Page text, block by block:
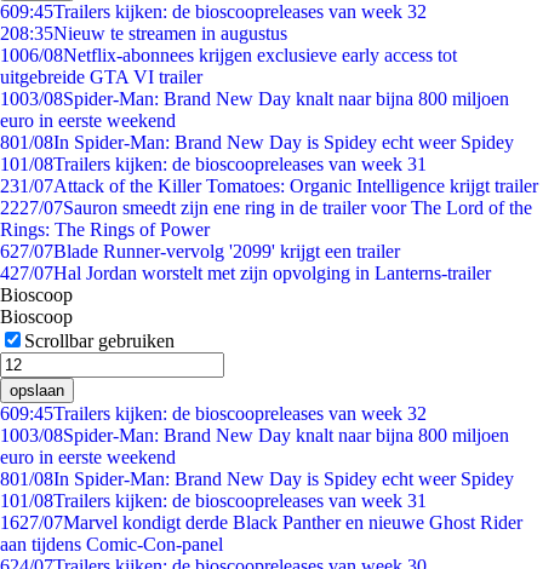
609:45Trailers kijken: de bioscoopreleases van week 32
208:35Nieuw te streamen in augustus
1006/08Netflix-abonnees krijgen exclusieve early access tot
uitgebreide GTA VI trailer
1003/08Spider-Man: Brand New Day knalt naar bijna 800 miljoen
euro in eerste weekend
801/08In Spider-Man: Brand New Day is Spidey echt weer Spidey
101/08Trailers kijken: de bioscoopreleases van week 31
231/07Attack of the Killer Tomatoes: Organic Intelligence krijgt trailer
2227/07Sauron smeedt zijn ene ring in de trailer voor The Lord of the
Rings: The Rings of Power
627/07Blade Runner-vervolg '2099' krijgt een trailer
427/07Hal Jordan worstelt met zijn opvolging in Lanterns-trailer
Bioscoop
Bioscoop
Scrollbar gebruiken
opslaan
609:45Trailers kijken: de bioscoopreleases van week 32
1003/08Spider-Man: Brand New Day knalt naar bijna 800 miljoen
euro in eerste weekend
801/08In Spider-Man: Brand New Day is Spidey echt weer Spidey
101/08Trailers kijken: de bioscoopreleases van week 31
1627/07Marvel kondigt derde Black Panther en nieuwe Ghost Rider
aan tijdens Comic-Con-panel